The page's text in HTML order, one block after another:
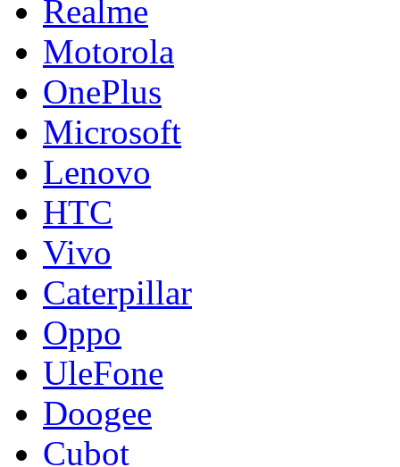
Realme
Motorola
OnePlus
Microsoft
Lenovo
HTC
Vivo
Caterpillar
Oppo
UleFone
Doogee
Cubot